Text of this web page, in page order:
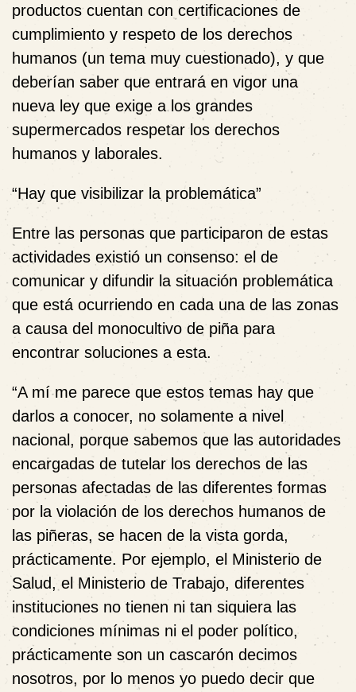
productos cuentan con certificaciones de
cumplimiento y respeto de los derechos
humanos (un tema muy cuestionado), y que
deberían saber que entrará en vigor una
nueva ley que exige a los grandes
supermercados respetar los derechos
humanos y laborales.
“Hay que visibilizar la problemática”
Entre las personas que participaron de estas
actividades existió un consenso: el de
comunicar y difundir la situación problemática
que está ocurriendo en cada una de las zonas
a causa del monocultivo de piña para
encontrar soluciones a esta.
“A mí me parece que estos temas hay que
darlos a conocer, no solamente a nivel
nacional, porque sabemos que las autoridades
encargadas de tutelar los derechos de las
personas afectadas de las diferentes formas
por la violación de los derechos humanos de
las piñeras, se hacen de la vista gorda,
prácticamente. Por ejemplo, el Ministerio de
Salud, el Ministerio de Trabajo, diferentes
instituciones no tienen ni tan siquiera las
condiciones mínimas ni el poder político,
prácticamente son un cascarón decimos
nosotros, por lo menos yo puedo decir que